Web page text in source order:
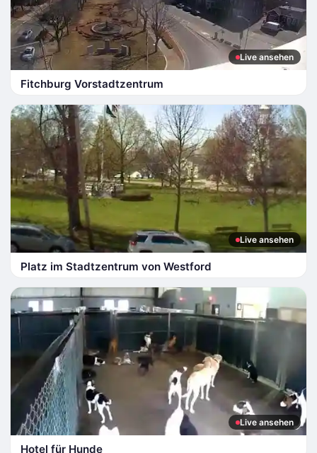
Live ansehen
Fitchburg Vorstadtzentrum
Live ansehen
Platz im Stadtzentrum von Westford
Live ansehen
Hotel für Hunde